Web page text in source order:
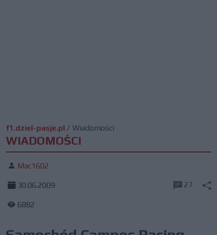
f1.dziel-pasje.pl / Wiadomości
WIADOMOŚCI
Mac1602
30.06.2009
6882
27